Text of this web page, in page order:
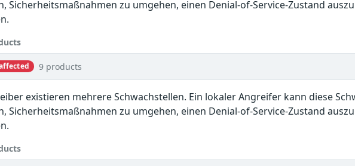
Sicherheitsmaßnahmen zu umgehen, einen Denial-of-Service-Zustand
9 products
existieren mehrere Schwachstellen. Ein lokaler Angreifer kann diese
Sicherheitsmaßnahmen zu umgehen, einen Denial-of-Service-Zustand